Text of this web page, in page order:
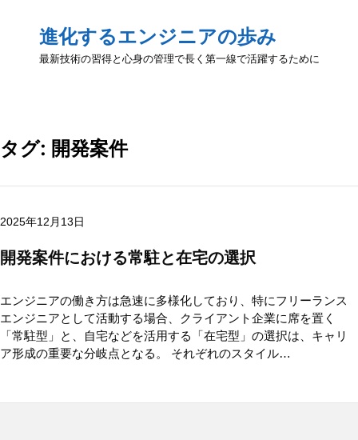
進化するエンジニアの歩み
最新技術の習得と心身の管理で長く第一線で活躍するために
タグ: 開発案件
2025年12月13日
開発案件における常駐と在宅の選択
エンジニアの働き方は急速に多様化しており、特にフリーランス
エンジニアとして活動する場合、クライアント企業に席を置く
「常駐型」と、自宅などを活用する「在宅型」の選択は、キャリ
ア形成の重要な分岐点となる。 それぞれのスタイル…